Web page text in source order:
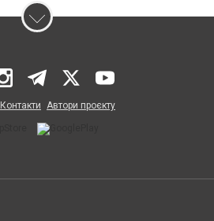
Контакти Автори проєкту